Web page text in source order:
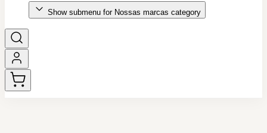
Show submenu for Nossas marcas category